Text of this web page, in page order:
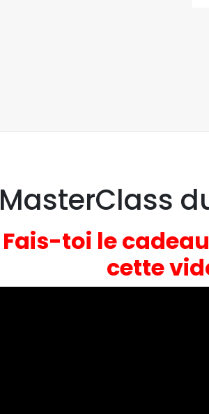
MasterClass
Fais-toi le
cette